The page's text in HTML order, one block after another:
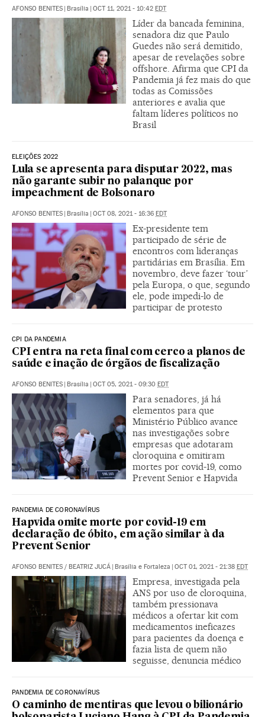
AFONSO BENITES | Brasília | OCT 11, 2021 - 10:42 EDT
Líder da bancada feminina,
senadora diz que Paulo
Guedes não será demitido,
apesar de revelações sobre
offshore. Afirma que CPI da
Pandemia já fez mais do que
todas as Comissões
anteriores e avalia que
faltam líderes políticos no
Brasil
ELEIÇÕES 2022
Lula se apresenta para disputar 2022, mas
não garante subir no palanque por
impeachment de Bolsonaro
AFONSO BENITES | Brasília | OCT 08, 2021 - 16:36 EDT
Ex-presidente tem
participado de série de
encontros com lideranças
partidárias em Brasília. Em
novembro, deve fazer ‘tour’
pela Europa, o que, segundo
ele, pode impedi-lo de
participar de protesto
CPI DA PANDEMIA
CPI entra na reta final com cerco a planos de
saúde e inação de órgãos de fiscalização
AFONSO BENITES | Brasília | OCT 05, 2021 - 09:30 EDT
Para senadores, já há
elementos para que
Ministério Público avance
nas investigações sobre
empresas que adotaram
cloroquina e omitiram
mortes por covid-19, como
Prevent Senior e Hapvida
PANDEMIA DE CORONAVÍRUS
Hapvida omite morte por covid-19 em
declaração de óbito, em ação similar à da
Prevent Senior
AFONSO BENITES / BEATRIZ JUCÁ | Brasília e Fortaleza | OCT 01, 2021 - 21:38 EDT
Empresa, investigada pela
ANS por uso de cloroquina,
também pressionava
médicos a ofertar kit com
medicamentos ineficazes
para pacientes da doença e
fazia lista de quem não
seguisse, denuncia médico
PANDEMIA DE CORONAVÍRUS
O caminho de mentiras que levou o bilionário